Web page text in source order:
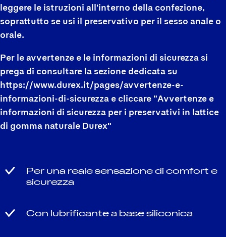
leggere le istruzioni all'interno della confezione,
soprattutto se usi il preservativo per il sesso anale o
orale.
Per le avvertenze e le informazioni di sicurezza si
prega di consultare la sezione dedicata su
https://www.durex.it/pages/avvertenze-e-
informazioni-di-sicurezza e cliccare "Avvertenze e
informazioni di sicurezza per i preservativi in lattice
di gomma naturale Durex"
Per una reale sensazione di comfort e
sicurezza
Con lubrificante a base siliconica